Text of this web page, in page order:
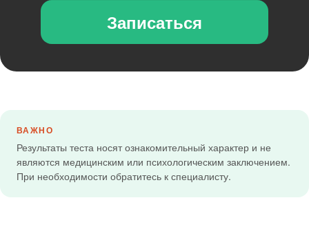
Записаться
ВАЖНО
Результаты теста носят ознакомительный характер и не
являются медицинским или психологическим заключением.
При необходимости обратитесь к специалисту.